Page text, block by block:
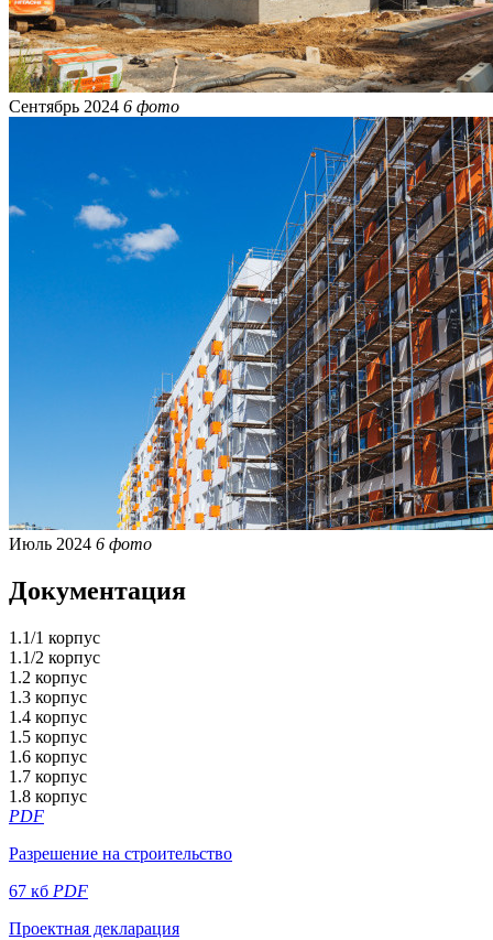
Сентябрь 2024 6 фото
Июль 2024 6 фото
Документация
1.1/1 корпус
1.1/2 корпус
1.2 корпус
1.3 корпус
1.4 корпус
1.5 корпус
1.6 корпус
1.7 корпус
1.8 корпус
PDF
Разрешение на строительство
67 кб PDF
Проектная декларация